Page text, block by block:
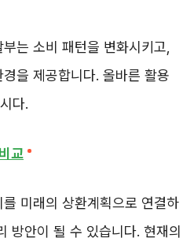
는 소비 패턴을 변화시키고,
을 제공합니다. 올바른 활용
다.
교
미래의 상환계획으로 연결하
방안이 될 수 있습니다. 현재의